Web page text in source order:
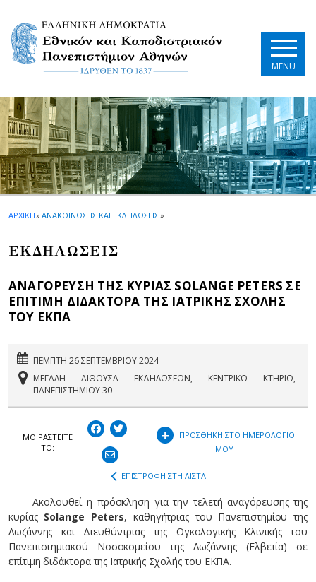
MENU
ΑΡΧΙΚΗ» ΑΝΑΚΟΙΝΩΣΕΙΣ ΚΑΙ ΕΚΔΗΛΩΣΕΙΣ»
EΚΔΗΛΩΣΕΙΣ
ΑΝΑΓΟΡΕΥΣΗ ΤΗΣ ΚΥΡΙΑΣ SOLANGE PETERS ΣΕ
ΕΠΙΤΙΜΗ ΔΙΔΑΚΤΟΡΑ ΤΗΣ ΙΑΤΡΙΚΗΣ ΣΧΟΛΗΣ
ΤΟΥ ΕΚΠΑ
ΠΕΜΠΤΗ 26 ΣΕΠΤΕΜΒΡΙΟΥ 2024
ΜΕΓΑΛΗ ΑΙΘΟΥΣΑ ΕΚΔΗΛΩΣΕΩΝ, ΚΕΝΤΡΙΚΟ ΚΤΗΡΙΟ,
ΠΑΝΕΠΙΣΤΗΜΙΟΥ 30
ΜΟΙΡΑΣΤEIΤΕ
ΤΟ:
+
ΠΡΟΣΘΗΚΗ ΣΤΟ ΗΜΕΡΟΛΟΓΙΟ
ΜΟΥ
ΕΠΙΣΤΡΟΦΗ ΣΤΗ ΛΙΣΤΑ
Ακολουθεί η πρόσκληση για την τελετή αναγόρευσης της
κυρίας Solange Peters, καθηγήτριας του Πανεπιστημίου της
Λωζάννης και Διευθύντριας της Ογκολογικής Κλινικής του
Πανεπιστημιακού Νοσοκομείου της Λωζάννης (Ελβετία) σε
επίτιμη διδάκτορα της Ιατρικής Σχολής του ΕΚΠΑ.